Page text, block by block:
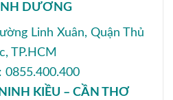
DƯƠNG
Linh Xuân, Quận Thủ
TP.HCM
0855.400.400
KIỀU – CẦN THƠ